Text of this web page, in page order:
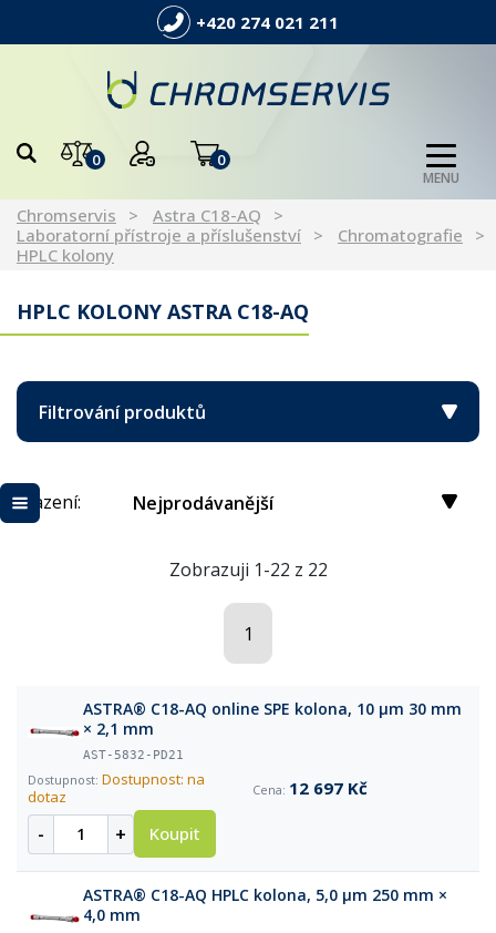
+420 274 021 211
0 0
MENU
Chromservis
Astra C18-AQ
Laboratorní přístroje a příslušenství
Chromatografie
HPLC kolony
HPLC KOLONY ASTRA C18-AQ
Filtrování produktů
Řazení: Nejprodávanější
Zobrazuji 1-22 z 22
1
ASTRA® C18-AQ online SPE kolona, 10 µm 30 mm
× 2,1 mm
AST-5832-PD21
Dostupnost: na
dotaz
12 697 Kč
- + Koupit
ASTRA® C18-AQ HPLC kolona, 5,0 µm 250 mm ×
4,0 mm